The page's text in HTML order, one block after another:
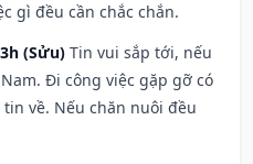
gì đều cần chắc chắn.
(Sửu) Tin vui sắp tới, nếu
Đi công việc gặp gỡ có
về. Nếu chăn nuôi đều